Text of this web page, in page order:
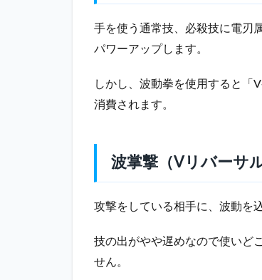
拳
竜巻旋
技）
3
と
手を使う通常技、必殺技に電刃
パワーアップします。
しかし、波動拳を使用すると「
消費されます。
波掌撃（Vリバーサル
攻撃をしている相手に、波動を
技の出がやや遅めなので使いど
せん。